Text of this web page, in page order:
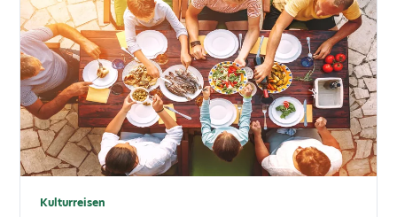
Kulturreisen